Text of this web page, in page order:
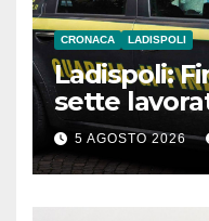
CRONACA LADISPOLI
Ladispoli:
sette
5 AGOSTO 2026